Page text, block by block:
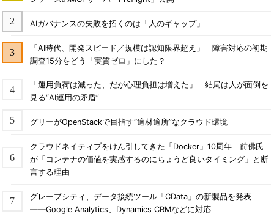
AIガバナンスの失敗を招くのは「人のギャップ」
「AI時代、開発スピード／規模は認知限界超え」 障害対応の初期
調査15分をどう「実質ゼロ」にした？
「運用負荷は減った、だが心理負担は増えた」 結局は人が面倒を
見る“AI運用の矛盾”
グリーがOpenStackで目指す“適材適所”なクラウド環境
クラウドネイティブをけん引してきた「Docker」10周年 前佛氏
が「コンテナの価値を実感するのにちょうど良いタイミング」と断
言する理由
グレープシティ、データ接続ツール「CData」の新製品を発表
――Google Analytics、Dynamics CRMなどに対応